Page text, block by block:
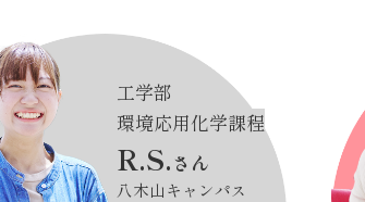
工学部
環境応用化学課程
R.S. さん
八木山キャンパス